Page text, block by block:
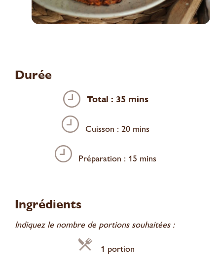
Durée
Total : 35 mins
Cuisson : 20 mins
Préparation : 15 mins
Ingrédients
Indiquez le nombre de portions souhaitées :
1 portion